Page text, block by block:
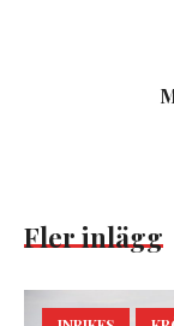
Fler inlägg